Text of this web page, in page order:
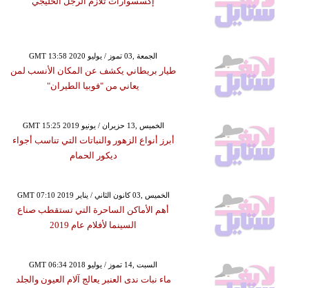
GMT 13:58 2020 الجمعة ,03 تموز / يوليو
طيار بريطاني يكشف عن المكان الأنسب لمن
يعاني من "فوبيا الطيران"
GMT 15:25 2019 الخميس ,13 حزيران / يونيو
أبرز أنواع الزهور والنباتات التي تناسب أجواء
ديكور الحمام
GMT 07:10 2019 الخميس ,03 كانون الثاني / يناير
أهم الأماكن الساحرة التي تستقطب صناع
السينما لأفلام عام 2019
GMT 06:34 2018 السبت ,14 تموز / يوليو
ماء نبات ندى العنبر يعالج آلام العيون والجلد